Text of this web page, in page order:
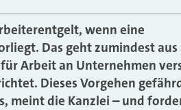
wenn eine
Das geht zumindest
Arbeit an Unternehmen
Dieses Vorgehen
meint die Kanzlei – und